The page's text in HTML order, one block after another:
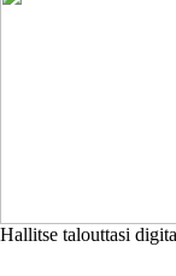
Hallitse talouttasi